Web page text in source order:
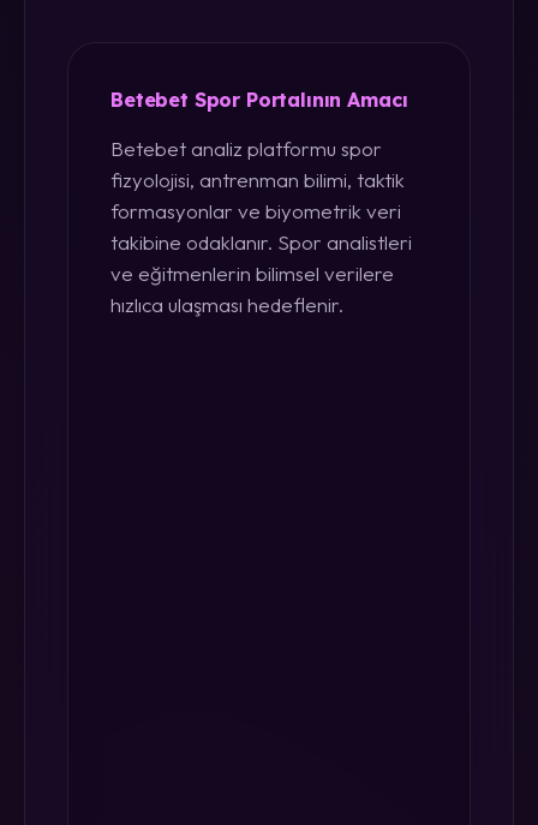
Betebet Spor Portalının Amacı
Betebet analiz platformu spor
fizyolojisi, antrenman bilimi, taktik
formasyonlar ve biyometrik veri
takibine odaklanır. Spor analistleri
ve eğitmenlerin bilimsel verilere
hızlıca ulaşması hedeflenir.